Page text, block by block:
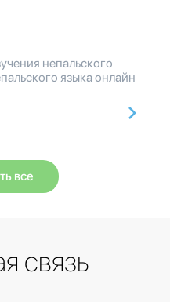
непальского
языка онлайн
все
связь